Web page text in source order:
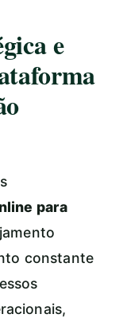
e
para
constante